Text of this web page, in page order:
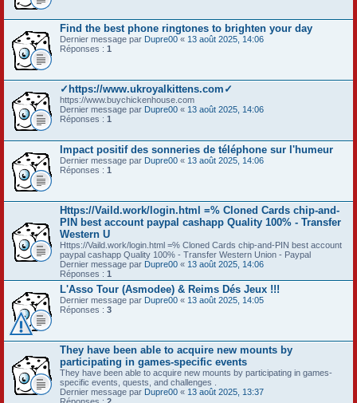
Find the best phone ringtones to brighten your day
Dernier message par Dupre00 « 13 août 2025, 14:06
Réponses : 1
✓https://www.ukroyalkittens.com✓
https://www.buychickenhouse.com
Dernier message par Dupre00 « 13 août 2025, 14:06
Réponses : 1
Impact positif des sonneries de téléphone sur l'humeur
Dernier message par Dupre00 « 13 août 2025, 14:06
Réponses : 1
Https://Vaild.work/login.html =% Cloned Cards chip-and-
PIN best account paypal cashapp Quality 100% - Transfer
Western U
Https://Vaild.work/login.html =% Cloned Cards chip-and-PIN best account
paypal cashapp Quality 100% - Transfer Western Union - Paypal
Dernier message par Dupre00 « 13 août 2025, 14:06
Réponses : 1
L'Asso Tour (Asmodee) & Reims Dés Jeux !!!
Dernier message par Dupre00 « 13 août 2025, 14:05
Réponses : 3
They have been able to acquire new mounts by
participating in games-specific events
They have been able to acquire new mounts by participating in games-
specific events, quests, and challenges .
Dernier message par Dupre00 « 13 août 2025, 13:37